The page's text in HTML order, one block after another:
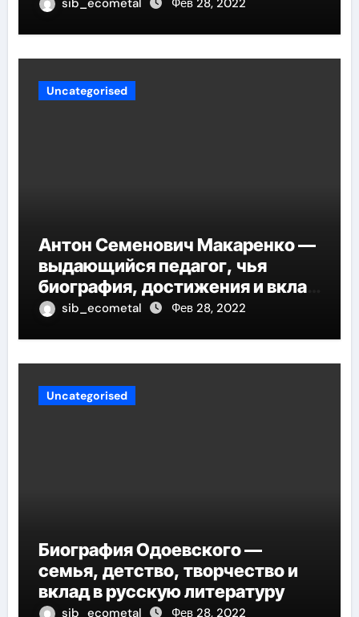
sib_ecometal Фев 28, 2022
Uncategorised
Антон Семенович Макаренко —
выдающийся педагог, чья
биография, достижения и вклад
в педагогику оказывают
sib_ecometal Фев 28, 2022
Uncategorised
Биография Одоевского —
семья, детство, творчество и
вклад в русскую литературу
sib_ecometal Фев 28, 2022